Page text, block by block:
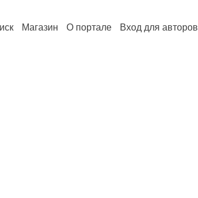
Магазин О портале Вход для авторов